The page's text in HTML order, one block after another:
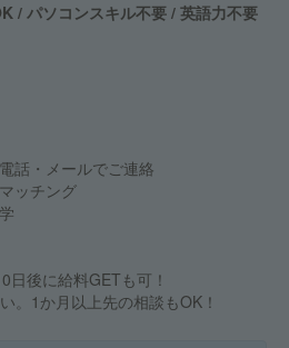
/ パソコンスキル不要 / 英語力不要
話・メールでご連絡
ッチング
後に給料GETも可！
。1か月以上先の相談もOK！